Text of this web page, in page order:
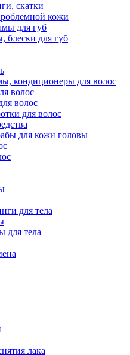
скатки
кожи
для губ
блески для губ
кондиционеры для волос
волос
волос
для волос
для кожи головы
для тела
для тела
лака